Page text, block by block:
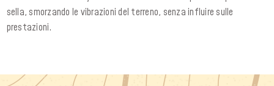
sella, smorzando le vibrazioni del terreno, senza influire sulle
prestazioni.